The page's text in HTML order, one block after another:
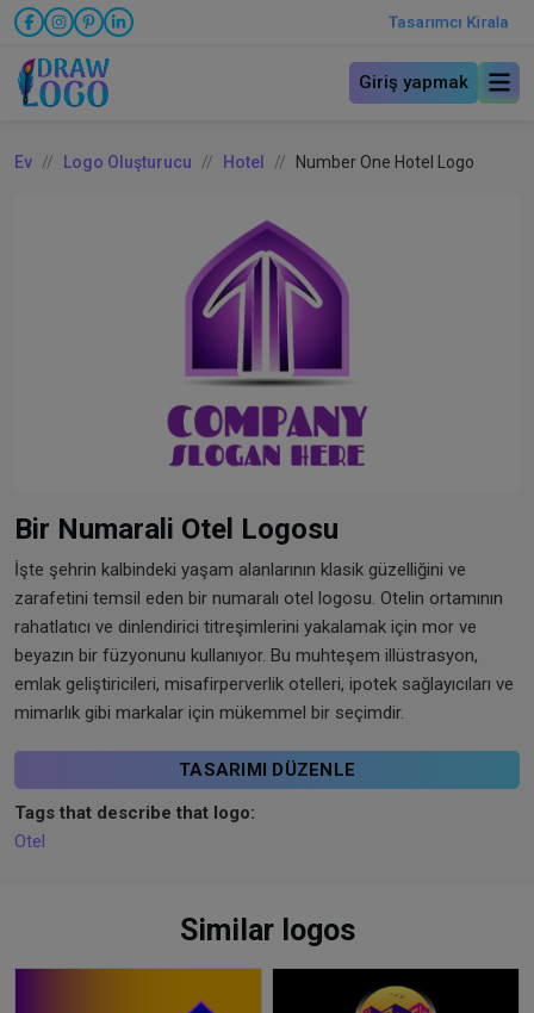
Tasarımcı Kirala
Giriş yapmak
Ev Logo Oluşturucu Hotel Number One Hotel Logo
Bir Numarali Otel Logosu
İşte şehrin kalbindeki yaşam alanlarının klasik güzelliğini ve
zarafetini temsil eden bir numaralı otel logosu. Otelin ortamının
rahatlatıcı ve dinlendirici titreşimlerini yakalamak için mor ve
beyazın bir füzyonunu kullanıyor. Bu muhteşem illüstrasyon,
emlak geliştiricileri, misafirperverlik otelleri, ipotek sağlayıcıları ve
mimarlık gibi markalar için mükemmel bir seçimdir.
TASARIMI DÜZENLE
Tags that describe that logo:
Otel
Similar logos